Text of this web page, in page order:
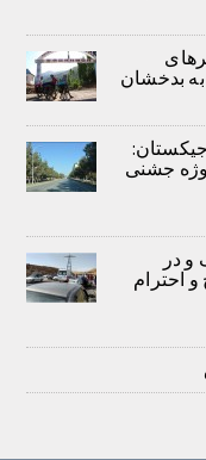
بدخشان
در سه سال آینده 190 پروژه جشنی
و در
احترام